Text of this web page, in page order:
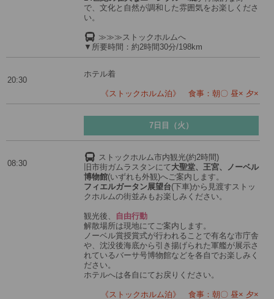
で、文化と自然が調和した雰囲気をお楽しくださ
い。
≫≫≫ストックホルムへ
▼所要時間：約2時間30分/198km
20:30
ホテル着
《ストックホルム泊》 食事：朝〇 昼× 夕×
7日目（火）
08:30
ストックホルム市内観光(約2時間)
旧市街ガムラスタンにて大聖堂、王宮、ノーベル
博物館(いずれも外観)へご案内します。
フィエルガータン展望台(下車)から見渡すストッ
クホルムの街並みもお楽しみください。
観光後、
自由行動
解散場所は現地にてご案内します。
ノーベル賞授賞式が行われることで有名な市庁舎
や、沈没後海底から引き揚げられた軍艦が展示さ
れているバーサ号博物館などを各自でお楽しみく
ださい。
ホテルへは各自にてお戻りください。
《ストックホルム泊》 食事：朝〇 昼× 夕×